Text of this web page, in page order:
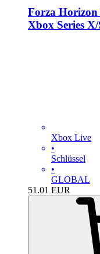
Forza
Xbox Series
Xbox Live
•
Schlüssel
•
GLOBAL
51.01 EUR